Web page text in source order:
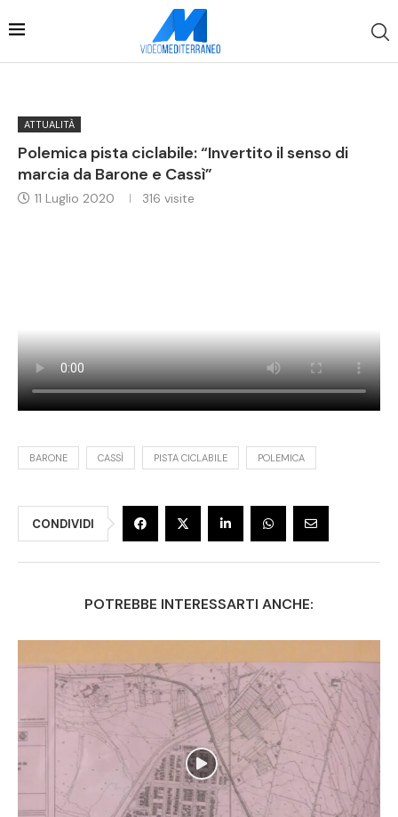
ATTUALITÀ
Polemica pista ciclabile: “Invertito il senso di
marcia da Barone e Cassì”
11 Luglio 2020 316 visite
BARONE CASSÌ PISTA CICLABILE POLEMICA
CONDIVIDI
POTREBBE INTERESSARTI ANCHE: